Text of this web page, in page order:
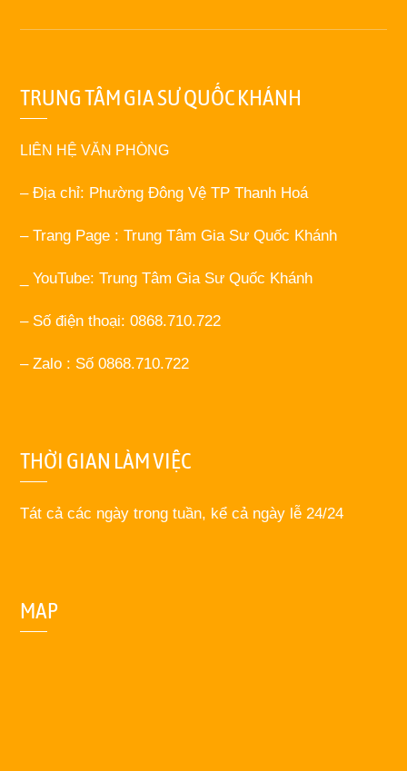
TRUNG TÂM GIA SƯ QUỐC KHÁNH
LIÊN HỆ VĂN PHÒNG
– Địa chỉ: Phường Đông Vệ TP Thanh Hoá
– Trang Page : Trung Tâm Gia Sư Quốc Khánh
_ YouTube: Trung Tâm Gia Sư Quốc Khánh
– Số điện thoại: 0868.710.722
– Zalo : Số 0868.710.722
THỜI GIAN LÀM VIỆC
Tát cả các ngày trong tuần, kể cả ngày lễ 24/24
MAP